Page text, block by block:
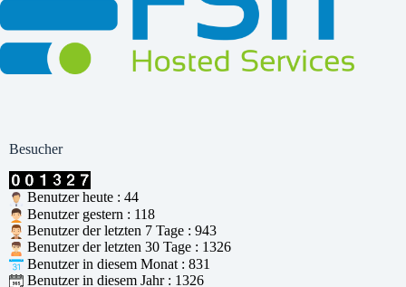
Besucher
Benutzer heute : 44
Benutzer gestern : 118
Benutzer der letzten 7 Tage : 943
Benutzer der letzten 30 Tage : 1326
Benutzer in diesem Monat : 831
Benutzer in diesem Jahr : 1326